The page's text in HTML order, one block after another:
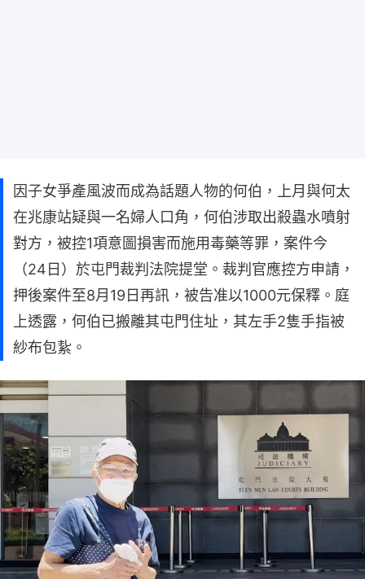
因子女爭產風波而成為話題人物的何伯，上月與何太
在兆康站疑與一名婦人口角，何伯涉取出殺蟲水噴射
對方，被控1項意圖損害而施用毒藥等罪，案件今
（24日）於屯門裁判法院提堂。裁判官應控方申請，
押後案件至8月19日再訊，被告准以1000元保釋。庭
上透露，何伯已搬離其屯門住址，其左手2隻手指被
紗布包紥。